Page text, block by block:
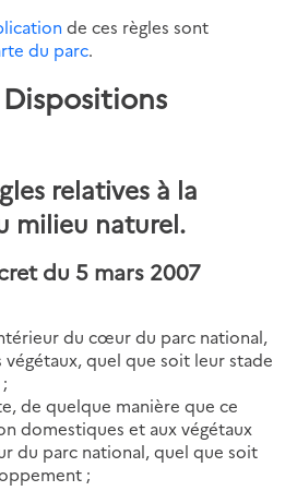
de ces règles sont
du parc.
relatives à la
milieu naturel.
du 5 mars 2007
du cœur du parc national,
végétaux, quel que soit leur stade
de quelque manière que ce
domestiques et aux végétaux
du parc national, quel que soit
;